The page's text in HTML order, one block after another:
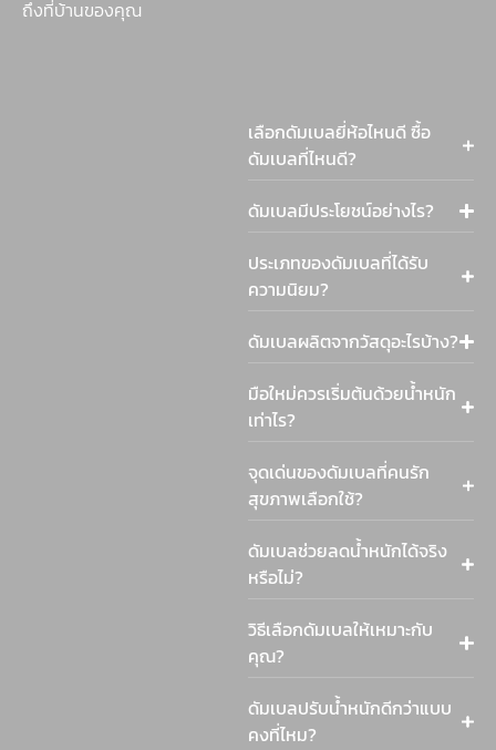
ถึงที่บ้านของคุณ
เลือกดัมเบลยี่ห้อไหนดี ซื้อ
ดัมเบลที่ไหนดี?
ดัมเบลมีประโยชน์อย่างไร?
ประเภทของดัมเบลที่ได้รับ
ความนิยม?
ดัมเบลผลิตจากวัสดุอะไรบ้าง?
มือใหม่ควรเริ่มต้นด้วยน้ำหนัก
เท่าไร?
จุดเด่นของดัมเบลที่คนรัก
สุขภาพเลือกใช้?
ดัมเบลช่วยลดน้ำหนักได้จริง
หรือไม่?
วิธีเลือกดัมเบลให้เหมาะกับ
คุณ?
ดัมเบลปรับน้ำหนักดีกว่าแบบ
คงที่ไหม?